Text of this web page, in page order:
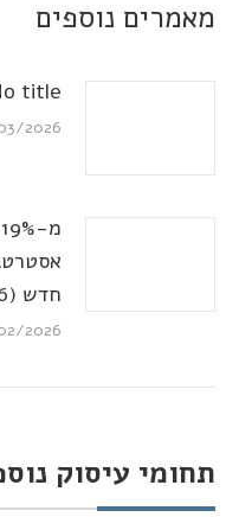
מאמרים נוספים
title
2026
חדש (16.02.26)
2026
תחומי עיסוק